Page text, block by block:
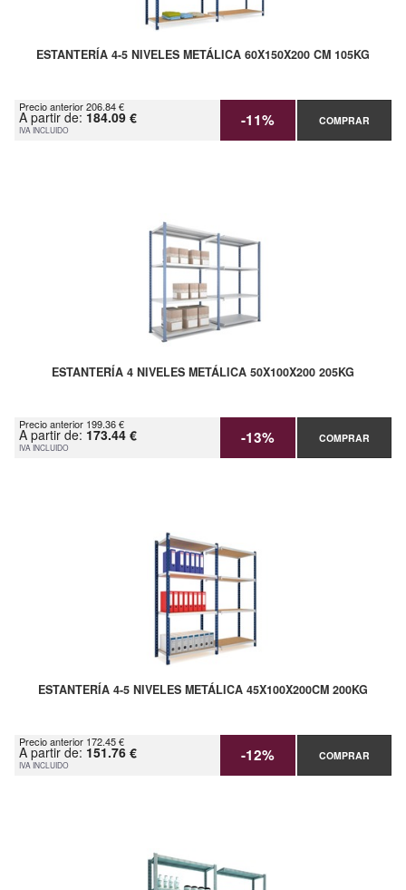
ESTANTERÍA 4-5 NIVELES METÁLICA 60X150X200 CM 105KG
Precio anterior 206.84 €
A partir de: 184.09 €
IVA INCLUIDO -11% COMPRAR
ESTANTERÍA 4 NIVELES METÁLICA 50X100X200 205KG
Precio anterior 199.36 €
A partir de: 173.44 €
IVA INCLUIDO -13% COMPRAR
ESTANTERÍA 4-5 NIVELES METÁLICA 45X100X200CM 200KG
Precio anterior 172.45 €
A partir de: 151.76 €
IVA INCLUIDO -12% COMPRAR